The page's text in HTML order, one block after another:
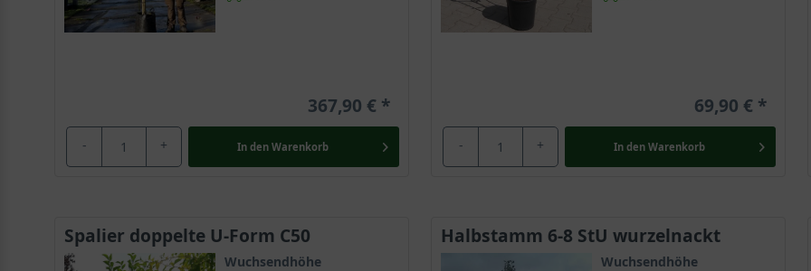
367,90 €
- + In den Warenkorb
69,90 €
- + In den Warenkorb
Spalier doppelte U-Form C50
Wuchsendhöhe
Halbstamm 6-8 StU wurzelnackt
Wuchsendhöhe